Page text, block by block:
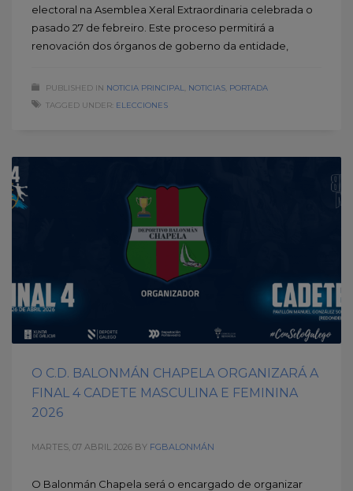
electoral na Asemblea Xeral Extraordinaria celebrada o
pasado 27 de febreiro. Este proceso permitirá a
renovación dos órganos de goberno da entidade,
PUBLISHED IN NOTICIA PRINCIPAL NOTICIAS PORTADA
TAGGED UNDER: ELECCIONES
O C.D. BALONMÁN CHAPELA ORGANIZARÁ A
FINAL 4 CADETE MASCULINA E FEMININA
2026
MARTES, 07 ABRIL 2026 BY FGBALONMÁN
O Balonmán Chapela será o encargado de organizar